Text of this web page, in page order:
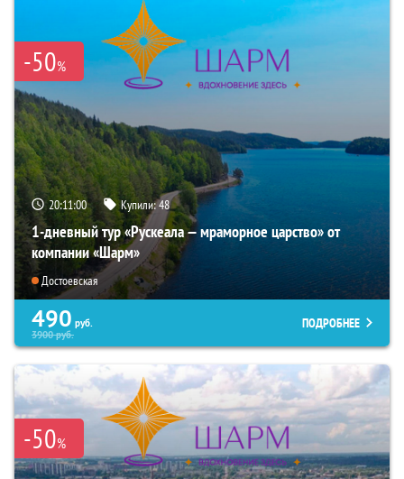
-50%
20:10:59 Купили:48
1-дневный тур «Рускеала — мраморное царство» от
компании «Шарм»
Достоевская
490 руб.
3900руб.
ПОДРОБНЕЕ
-50%